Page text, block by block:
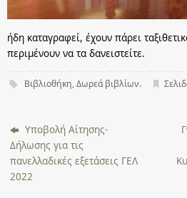
ήδη καταγραφεί, έχουν πάρει
περιμένουν να τα δανειστείτε.
Βιβλιοθήκη,Δωρεά βιβλίων.
Υποβολή Αίτησης-
Δήλωσης για τις
πανελλαδικές εξετάσεις ΓΕΛ
2022